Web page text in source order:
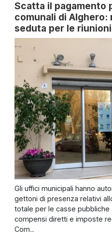
Scatta il pagamento
comunali di Alghero:
seduta per le
Gli uffici municipali hanno
gettoni di presenza relativi
totale per le casse pubbliche
compensi diretti e imposte
Com...